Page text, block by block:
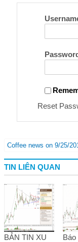
Reset
Coffee news on 9/25/
TIN LIÊN QUAN
BẢN TIN XU
Báo